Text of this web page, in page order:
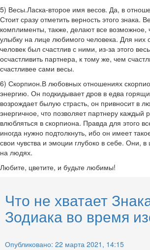
5) Весы.Ласка-второе имя весов. Да, в
Стоит сразу отметить верность этого знака.
комплименты, также, делают все возможное,
улыбку на лице любимого человека. Для них
человек был счастлив с ними, из-за этого
осчастливить партнера, к тому же, чем
счастливее сами весы.
6) Скорпион.В любовных отношениях
энергию. Он подкидывает дров в едва
возрождает былую страсть, он привносит в
энергичное, что позволяет партнеру каждый
влюбляться в скорпиона. Правда для этого
иногда нужно подтолкнуть, ибо он имеет
свои чувства и эмоции глубоко в себе. Они,
на людях.
Любите, цветите, и будьте любимы!
Что не хватает
Зодиака во время
Опубликовано: 22 марта 2021, 14:15